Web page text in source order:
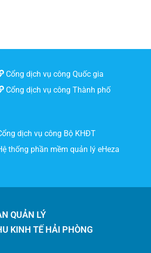
Cổng dịch vụ công Quốc gia
Cổng dịch vụ công Thành phố
dịch vụ công Bộ KHĐT
thống phần mềm quản lý eHeza
QUẢN LÝ
KINH TẾ HẢI PHÒNG